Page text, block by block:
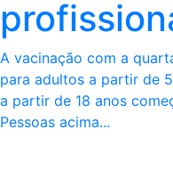
A vacinação com a
para adultos a partir de
a partir de 18 anos
Pessoas acima...